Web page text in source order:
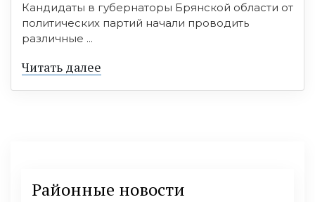
Кандидаты в губернаторы Брянской области от
политических партий начали проводить
различные ...
Читать далее
Районные новости